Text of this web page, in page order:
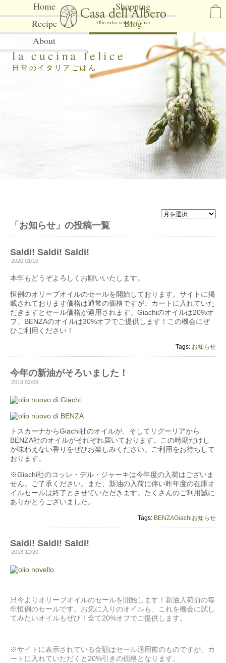
Home
Shopping
Recipe
Blog
About
la cucina felice
日常のイタリアごはん
「お知らせ」の投稿一覧
Saldi! Saldi! Saldi!
2020 01/10
本年もどうぞよろしくお願いいたします。
恒例のオリーブオイルのセールを開始しております。サイトに掲
載されております価格は通常の価格ですが、カートに入れていた
だきますとセール価格が適用されます。Giachiのオイルは20%オ
フ、BENZAのオイルは30%オフでご提供します！この機会にぜ
ひご利用ください！
Tags: お知らせ
今年の新油がそろいました！
2019 02/09
トスカーナからGiachi社のオイルが、そしてリグーリアから
BENZA社のオイルがそれぞれ届いております。この時期だけし
か味わえない香りをぜひお楽しみください。ご利用をお待ちして
おります。
※Giachi社のコッレ・デル・ジャーキは今年度の入荷はございま
せん。ご了承ください。また、新油の入荷に伴い昨年度の在庫オ
イルセールは終了とさせていただきます。たくさんのご利用誠に
ありがとうございました。
Tags: BENZAGiachiお知らせ
Saldi! Saldi! Saldi!
2018 12/20
只今よりオリーブオイルのセールを開始します！新油入荷前の毎
年恒例のセールです。お気に入りのオイルも、これを機会に試し
てみたいオイルもぜひ！全て20%オフでご提供します。
※サイトに表示されている金額はセール適用前のものですが、カ
ートに入れていただくと20%引きの価格となります。